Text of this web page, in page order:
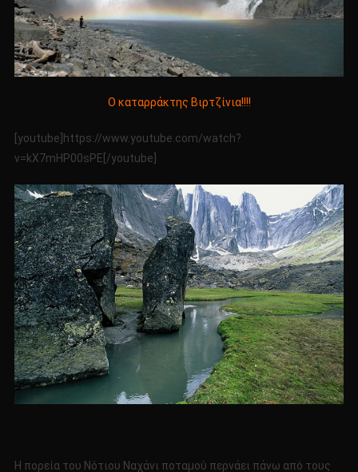
Ο καταρράκτης Βιρτζίνια!!!!
[youtube]https://www.youtube.com/watch?
v=kX7mHP00sPE[/youtube]
Η πορεία του Νότιου Ναχάνι ποταμού περνάει πάνω από τους